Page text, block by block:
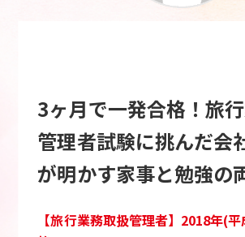
3ヶ月で一発合格！旅
管理者試験に挑んだ会
が明かす家事と勉強の
【旅行業務取扱管理者】2018年(